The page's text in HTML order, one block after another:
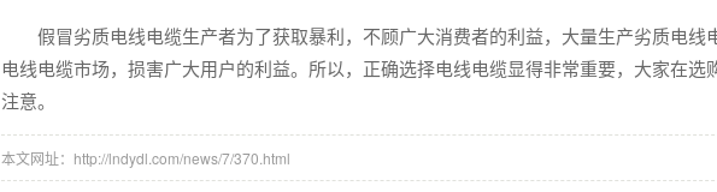
假冒劣质电线电缆生产者为了获取暴利，不顾广大消费者的利益，大量生产劣质电线
电线电缆市场，损害广大用户的利益。所以，正确选择电线电缆显得非常重要，大家在选
注意。
本文网址：http://lndydl.com/news/7/370.html